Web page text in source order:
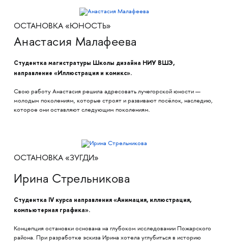
ОСТАНОВКА «ЮНОСТЬ»
Анастасия Малафеева
Студентка магистратуры Школы дизайна НИУ ВШЭ,
направление «Иллюстрация и комикс».
Свою работу Анастасия решила адресовать лучегорской юности —
молодым поколениям, которые строят и развивают посёлок, наследию,
которое они оставляют следующим поколениям.
ОСТАНОВКА «ЗУГДИ»
Ирина Стрельникова
Студентка IV курса направления «Анимация, иллюстрация,
компьютерная графика».
Концепция остановки основана на глубоком исследовании Пожарского
района. При разработке эскиза Ирина хотела углубиться в историю